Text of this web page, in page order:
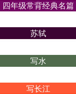
四年级常背经典名篇
苏轼
写水
写长江